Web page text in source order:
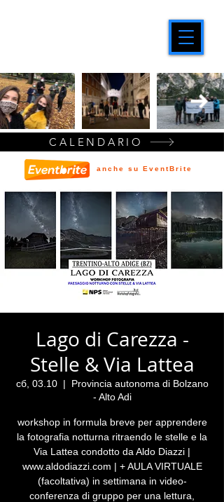
Lago di Carezza -
Stelle & Via Lattea
сб, 03.10
  |
Provincia autonoma di Bolzano
- Alto Adi
workshop in formula breve per apprendere
la fotografia notturna ritraendo le stelle e la
Via Lattea condotto da Aldo Diazzi |
www.aldodiazzi.com | + AULA VIRTUALE
(facoltativa) in settimana in video-
conferenza di gruppo per una lettura,
CALENDARIO
anche su EventBrite